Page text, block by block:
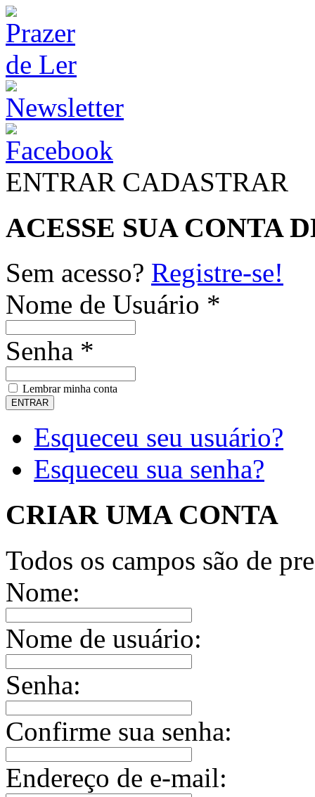
ENTRAR CADASTRAR
ACESSE SUA CONTA
Sem acesso? Registre-se!
Nome de Usuário *
Senha *
Lembrar minha conta
Esqueceu seu usuário?
Esqueceu sua senha?
CRIAR UMA CONTA
Todos os campos são de
Nome:
Nome de usuário:
Senha:
Confirme sua senha:
Endereço de e-mail: